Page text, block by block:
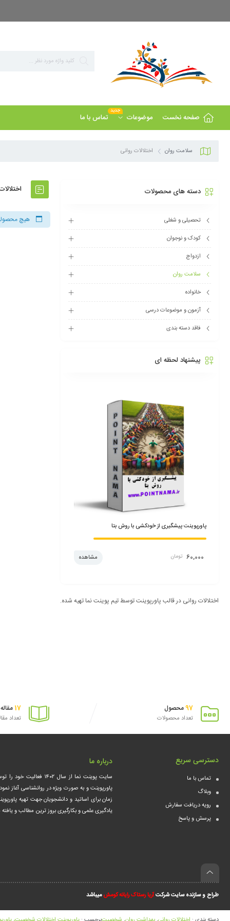
صفحه نخست موضوعات
جدید
تماس با ما
سلامت روان اختلالات روانی
دسته های محصولات
تحصیلی و شغلی
کودک و نوجوان
ازدواج
سلامت روان
خانواده
آزمون و موضوعات درسی
فاقد دسته بندی
پیشنهاد لحظه ای
پاورپوینت پیشگیری از خودکشی با روش بتا
60,000 تومان مشاهده
هیچ
اختلالات روانی در قالب پاورپوینت توسط تیم پوینت نما تهیه شده.
97محصول
تعداد محصولات
17 مقاله
تعداد
دسترسی سریع
تماس با ما
وبلاگ
رویه دریافت سفارش
پرسش و پاسخ
درباره ما
سایت پوینت نما از سال
پاورپوینت و به صورت ویژه در روانشناسی آغاز
زمان برای اساتید و دانشجویان جهت تهیه
یادگیری علمی و بکارگیری بروز ترین مطالب و
طراح و سازنده سایت شرکتآریا رستاک رایانه کومشمیباشد